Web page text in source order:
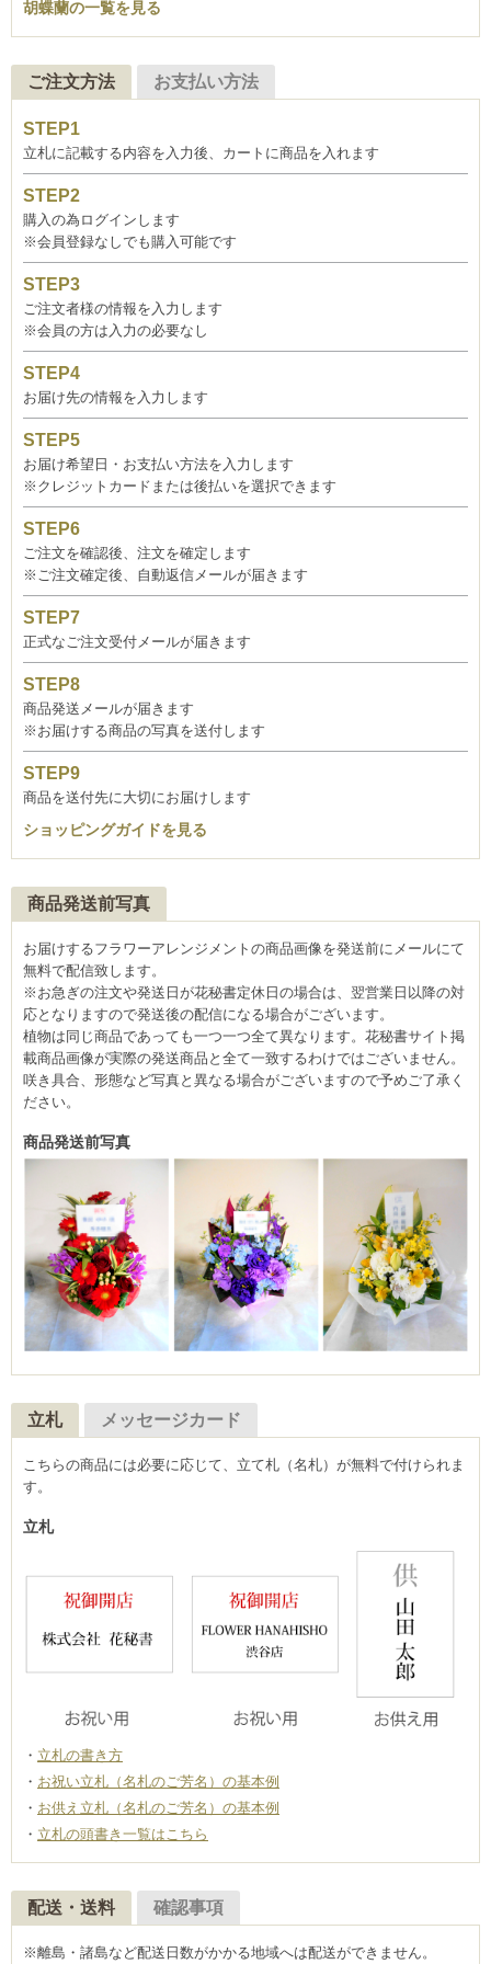
胡蝶蘭の一覧を見る
ご注文方法 お支払い方法
立札に記載する内容を入力後、カートに商品を入れます
購入の為ログインします
※会員登録なしでも購入可能です
ご注文者様の情報を入力します
※会員の方は入力の必要なし
お届け先の情報を入力します
お届け希望日・お支払い方法を入力します
※クレジットカードまたは後払いを選択できます
ご注文を確認後、注文を確定します
※ご注文確定後、自動返信メールが届きます
正式なご注文受付メールが届きます
商品発送メールが届きます
※お届けする商品の写真を送付します
商品を送付先に大切にお届けします
ショッピングガイドを見る
商品発送前写真
お届けするフラワーアレンジメントの商品画像を発送前にメールにて
無料で配信致します。
※お急ぎの注文や発送日が花秘書定休日の場合は、翌営業日以降の対
応となりますので発送後の配信になる場合がございます。
植物は同じ商品であっても一つ一つ全て異なります。花秘書サイト掲
載商品画像が実際の発送商品と全て一致するわけではございません。
咲き具合、形態など写真と異なる場合がございますので予めご了承く
ださい。
商品発送前写真
立札 メッセージカード
こちらの商品には必要に応じて、立て札（名札）が無料で付けられま
す。
立札
立札の書き方
お祝い立札（名札のご芳名）の基本例
お供え立札（名札のご芳名）の基本例
立札の頭書き一覧はこちら
配送・送料 確認事項
※離島・諸島など配送日数がかかる地域へは配送ができません。